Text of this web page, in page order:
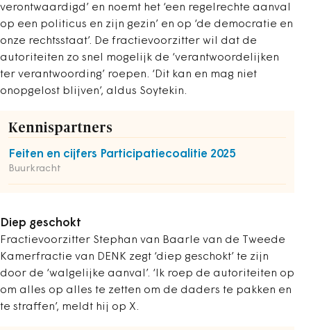
verontwaardigd’ en noemt het ‘een regelrechte aanval
op een politicus en zijn gezin’ en op ‘de democratie en
onze rechtsstaat’. De fractievoorzitter wil dat de
autoriteiten zo snel mogelijk de ‘verantwoordelijken
ter verantwoording’ roepen. ‘Dit kan en mag niet
onopgelost blijven’, aldus Soytekin.
Kennispartners
Feiten en cijfers Participatiecoalitie 2025
Buurkracht
Diep geschokt
Fractievoorzitter Stephan van Baarle van de Tweede
Kamerfractie van DENK zegt ‘diep geschokt’ te zijn
door de ‘walgelijke aanval’. ‘Ik roep de autoriteiten op
om alles op alles te zetten om de daders te pakken en
te straffen’, meldt hij op X.